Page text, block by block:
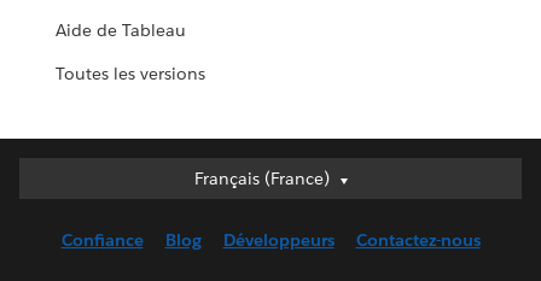
Aide de Tableau
Toutes les versions
Français (France)
Français (France)
English (UK)
Confiance Blog Développeurs Contactez-nous